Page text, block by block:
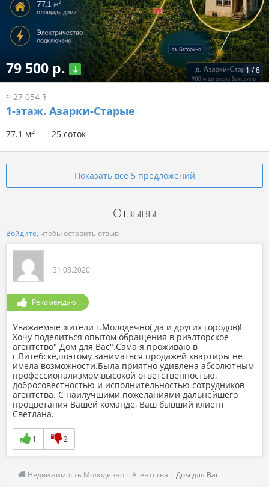
1 /8
79 500 р.
≈ 27 054 $
1-этаж. Азарки-Старые
77.1 м2 25 соток
Показать все 5 предложений
Отзывы
Войдите, чтобы оставить отзыв
31.08.2020
Рекомендую!
Уважаемые жители г.Молодечно( да и других городов)!
Хочу поделиться опытом обращения в риэлторское
агентство" Дом для Вас".Сама я проживаю в
г.Витебске,поэтому заниматься продажей квартиры не
имела возможности.Была приятно удивлена абсолютным
профессионализмом,высокой ответственностью,
добросовестностью и исполнительностью сотрудников
агентства. С наилучшими пожеланиями дальнейшего
процветания Вашей команде, Ваш бывший клиент
Светлана.
1 2
Недвижимость Молодечно Агентства Дом для Вас